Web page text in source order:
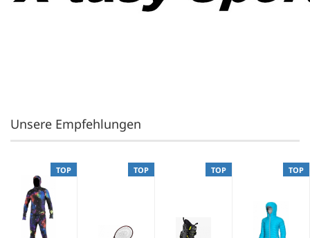
Unsere Empfehlungen
TOP TOP TOP TOP